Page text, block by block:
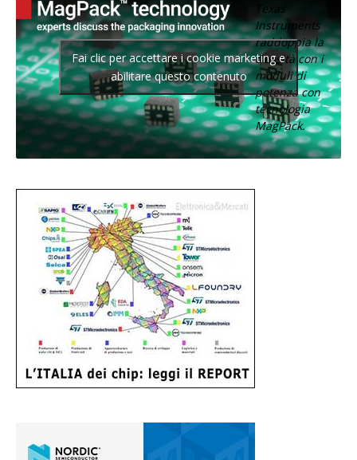
Texas
Instruments
raddoppia la
densità con i
moduli di
potenza con
tecnologia
MagPack.
Fai clic per accettare i cookie marketing e
abilitare questo contenuto